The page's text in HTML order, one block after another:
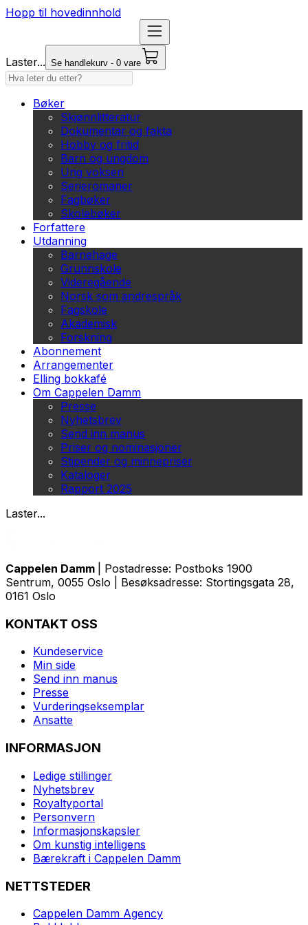
Hopp til hovedinnhold
Laster... Se handlekurv - 0 vare
Bøker
Skjønnlitteratur
Dokumentar og fakta
Hobby og fritid
Barn og ungdom
Ung voksen
Serieromaner
Fagbøker
Skolebøker
Forfattere
Utdanning
Barnehage
Grunnskole
Videregående
Norsk som andrespråk
Fagskole
Akademisk
Forskning
Abonnement
Arrangementer
Elling bokkafé
Om Cappelen Damm
Presse
Nyhetsbrev
Send inn manus
Priser og nominasjoner
Stipender og minnepriser
Kataloger
Rapport 2025
Laster...
Cappelen Damm
| Postadresse: Postboks 1900
Sentrum, 0055 Oslo | Besøksadresse: Stortingsgata 28,
0161 Oslo
KONTAKT OSS
Kundeservice
Min side
Send inn manus
Presse
Vurderingseksemplar
Ansatte
INFORMASJON
Ledige stillinger
Nyhetsbrev
Royaltyportal
Personvern
Informasjonskapsler
Om kunstig intelligens
Bærekraft i Cappelen Damm
NETTSTEDER
Cappelen Damm Agency